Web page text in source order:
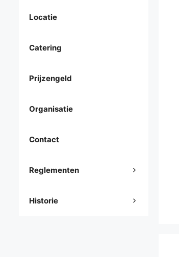
Locatie
Catering
Prijzengeld
Organisatie
Contact
Reglementen
Historie